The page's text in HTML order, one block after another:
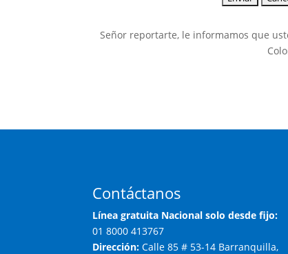
Señor reportarte, le informamos que
Contáctanos
Línea gratuita Nacional solo desde fijo:
01 8000 413767
Dirección:Calle 85 # 53-14 Barranquilla,